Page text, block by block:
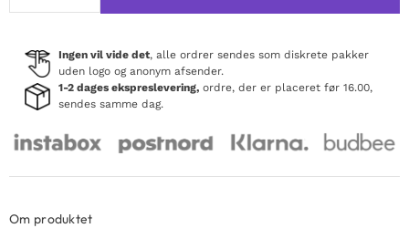
Function
antal
Ingen vil vide det, alle ordrer sendes som diskrete pakker
uden logo og anonym afsender.
1-2 dages ekspreslevering, ordre, der er placeret før 16.00,
sendes samme dag.
Om produktet